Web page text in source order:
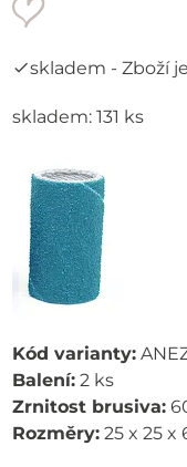
skladem - Zboží
skladem: 131 ks
Kód varianty:
Balení: 2 ks
Zrnitost brusiva:
Rozměry: 25 x 25 x